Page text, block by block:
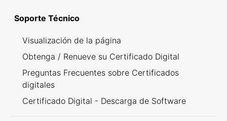
Soporte Técnico
Visualización de la página
Obtenga / Renueve su Certificado Digital
Preguntas Frecuentes sobre Certificados
digitales
Certificado Digital - Descarga de Software